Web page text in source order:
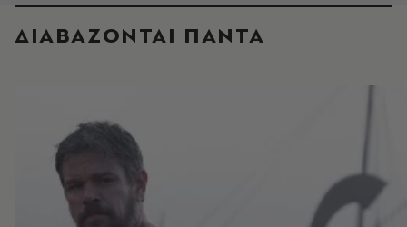
ΔΙΑΒΑΖΟΝΤΑΙ ΠΑΝΤΑ